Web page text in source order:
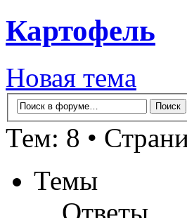
Картофель
Новая тема
Тем: 8 •
Темы
Ответы